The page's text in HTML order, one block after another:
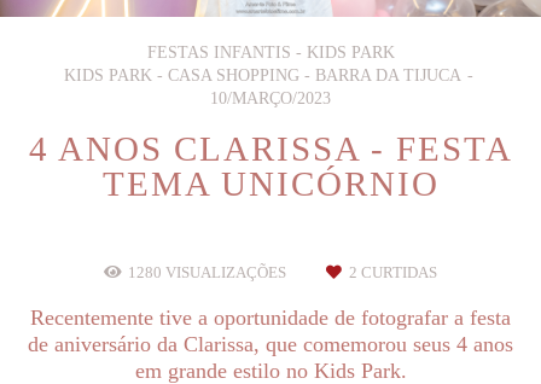
FESTAS INFANTIS - KIDS PARK
KIDS PARK - CASA SHOPPING - BARRA DA TIJUCA
10/MARÇO/2023
4 ANOS CLARISSA - FESTA
TEMA UNICÓRNIO
1280 VISUALIZAÇÕES 2 CURTIDAS
Recentemente tive a oportunidade de fotografar a festa
de aniversário da Clarissa, que comemorou seus 4 anos
em grande estilo no Kids Park.